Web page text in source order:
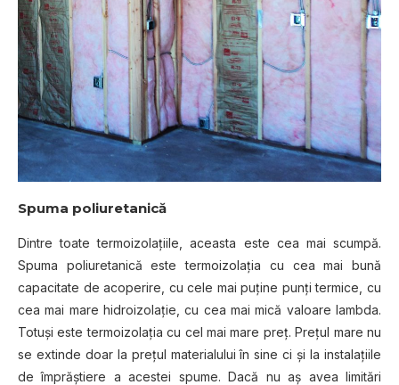
Spuma poliuretanică
Dintre toate termoizolațiile, aceasta este cea mai scumpă.
Spuma poliuretanică este termoizolația cu cea mai bună
capacitate de acoperire, cu cele mai puține punți termice, cu
cea mai mare hidroizolație, cu cea mai mică valoare lambda.
Totuși este termoizolația cu cel mai mare preț. Prețul mare nu
se extinde doar la prețul materialului în sine ci și la instalațiile
de împrăștiere a acestei spume. Dacă nu aș avea limitări